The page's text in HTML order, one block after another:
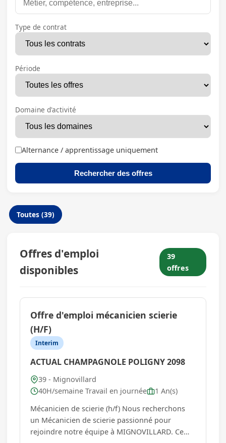
Type de contrat
Période
Domaine d'activité
Alternance / apprentissage uniquement
Rechercher des offres
Toutes (39)
Offres d'emploi
disponibles
39
offres
Offre d'emploi mécanicien scierie
(H/F)
Interim
ACTUAL CHAMPAGNOLE POLIGNY 2098
39 - Mignovillard
40H/semaine Travail en journée
1 An(s)
Mécanicien de scierie (h/f) Nous recherchons
un Mécanicien de scierie passionné pour
rejoindre notre équipe à MIGNOVILLARD. Ce